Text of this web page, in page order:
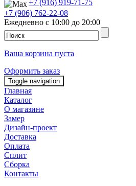
+7 (916) 919-71-75
+7 (906) 762-22-08
Ежедневно с 10:00 до 20:00
Ваша корзина пуста
Оформить заказ
Toggle navigation
Главная
Каталог
О магазине
Замер
Дизайн-проект
Доставка
Оплата
Сплит
Сборка
Контакты